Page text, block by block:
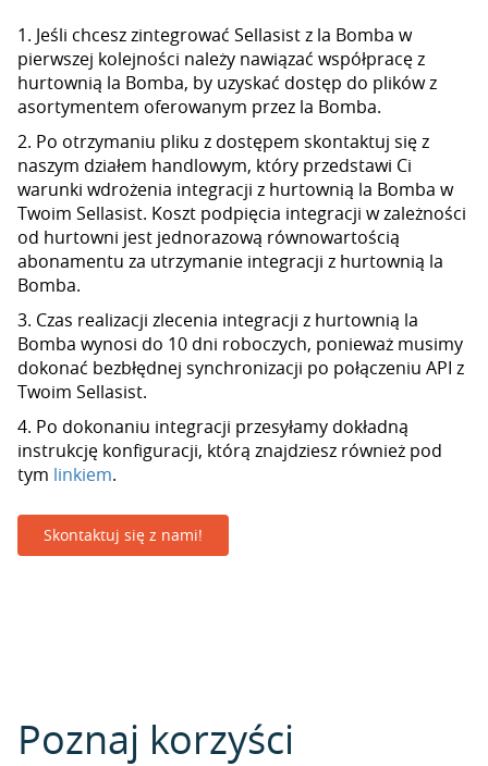
1. Jeśli chcesz zintegrować Sellasist z la Bomba w
pierwszej kolejności należy nawiązać współpracę z
hurtownią la Bomba, by uzyskać dostęp do plików z
asortymentem oferowanym przez la Bomba.
2. Po otrzymaniu pliku z dostępem skontaktuj się z
naszym działem handlowym, który przedstawi Ci
warunki wdrożenia integracji z hurtownią la Bomba w
Twoim Sellasist. Koszt podpięcia integracji w zależności
od hurtowni jest jednorazową równowartością
abonamentu za utrzymanie integracji z hurtownią la
Bomba.
3. Czas realizacji zlecenia integracji z hurtownią la
Bomba wynosi do 10 dni roboczych, ponieważ musimy
dokonać bezbłędnej synchronizacji po połączeniu API z
Twoim Sellasist.
4. Po dokonaniu integracji przesyłamy dokładną
instrukcję konfiguracji, którą znajdziesz również pod
tym linkiem.
Skontaktuj się z nami!
Poznaj korzyści